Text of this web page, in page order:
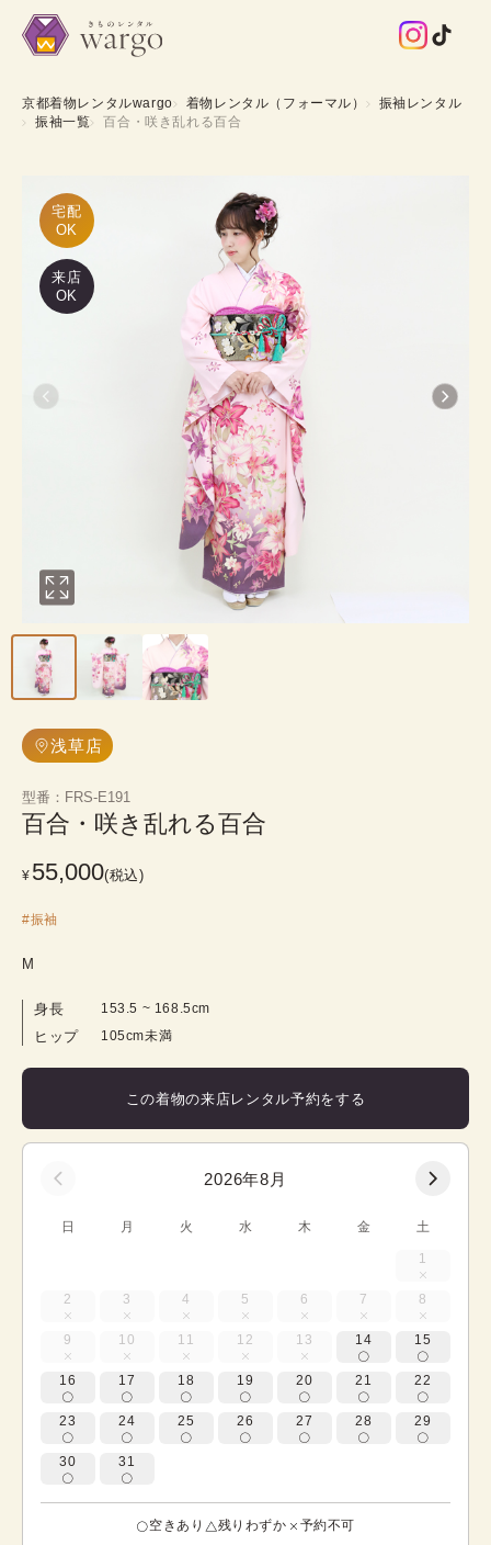
京都着物レンタルwargo 着物レンタル（フォーマル）
振袖レンタル
振袖一覧
百合・咲き乱れる百合
宅配
OK
来店
OK
浅草店
型番 ： FRS-E191
百合・咲き乱れる百合
¥ 55,000(税込)
#振袖
M
身長 153.5 ~ 168.5cm
ヒップ 105cm未満
この着物の来店レンタル予約をする
2026年8月
日 月 火 水 木 金 土
1
2 3 4 5 6 7 8
9 10 11 12 13 14 15
16 17 18 19 20 21 22
23 24 25 26 27 28 29
30 31
空きあり 残りわずか 予約不可